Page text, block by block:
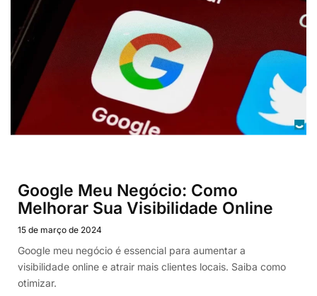
Google Meu Negócio: Como
Melhorar Sua Visibilidade Online
15 de março de 2024
Google meu negócio é essencial para aumentar a
visibilidade online e atrair mais clientes locais. Saiba como
otimizar.